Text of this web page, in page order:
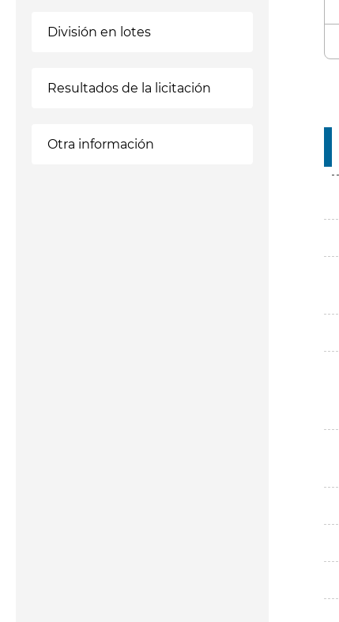
División en lotes
Resultados de la licitación
Otra información